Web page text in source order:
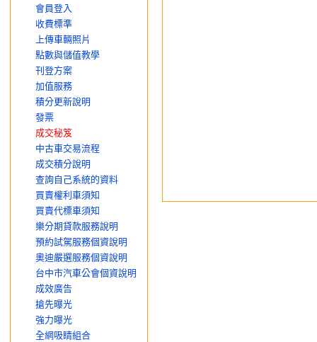
會員登入
收費標準
上傳車輛照片
點數與儲值教學
刊登方案
加值服務
積分更新說明
發票
成交秘笈
中古車交易流程
成交積分說明
查詢自己系統的資料
買賣權利車須知
買賣代標車須知
樂分期貸款服務說明
預約試駕服務個資說明
奧迪嚴選服務個資說明
台中市汽車公會個資說明
成效廣告
搶先曝光
強力曝光
全網吸睛組合